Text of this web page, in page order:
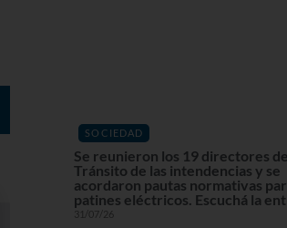
SOCIEDAD
Se reunieron los 19 directores de
Tránsito de las intendencias y se
acordaron pautas normativas
patines eléctricos. Escuchá la
31/07/26